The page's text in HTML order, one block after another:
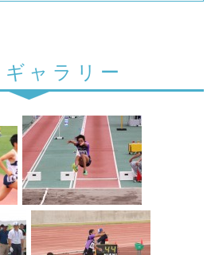
ャラリー